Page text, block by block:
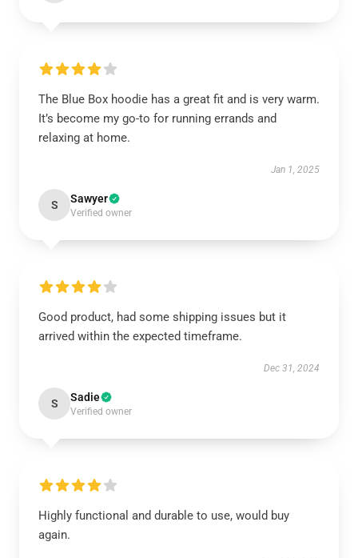
The Blue Box hoodie has a great fit and is very warm.
It’s become my go-to for running errands and
relaxing at home.
Jan 1, 2025
S Sawyer
Verified owner
Good product, had some shipping issues but it
arrived within the expected timeframe.
Dec 31, 2024
S Sadie
Verified owner
Highly functional and durable to use, would buy
again.